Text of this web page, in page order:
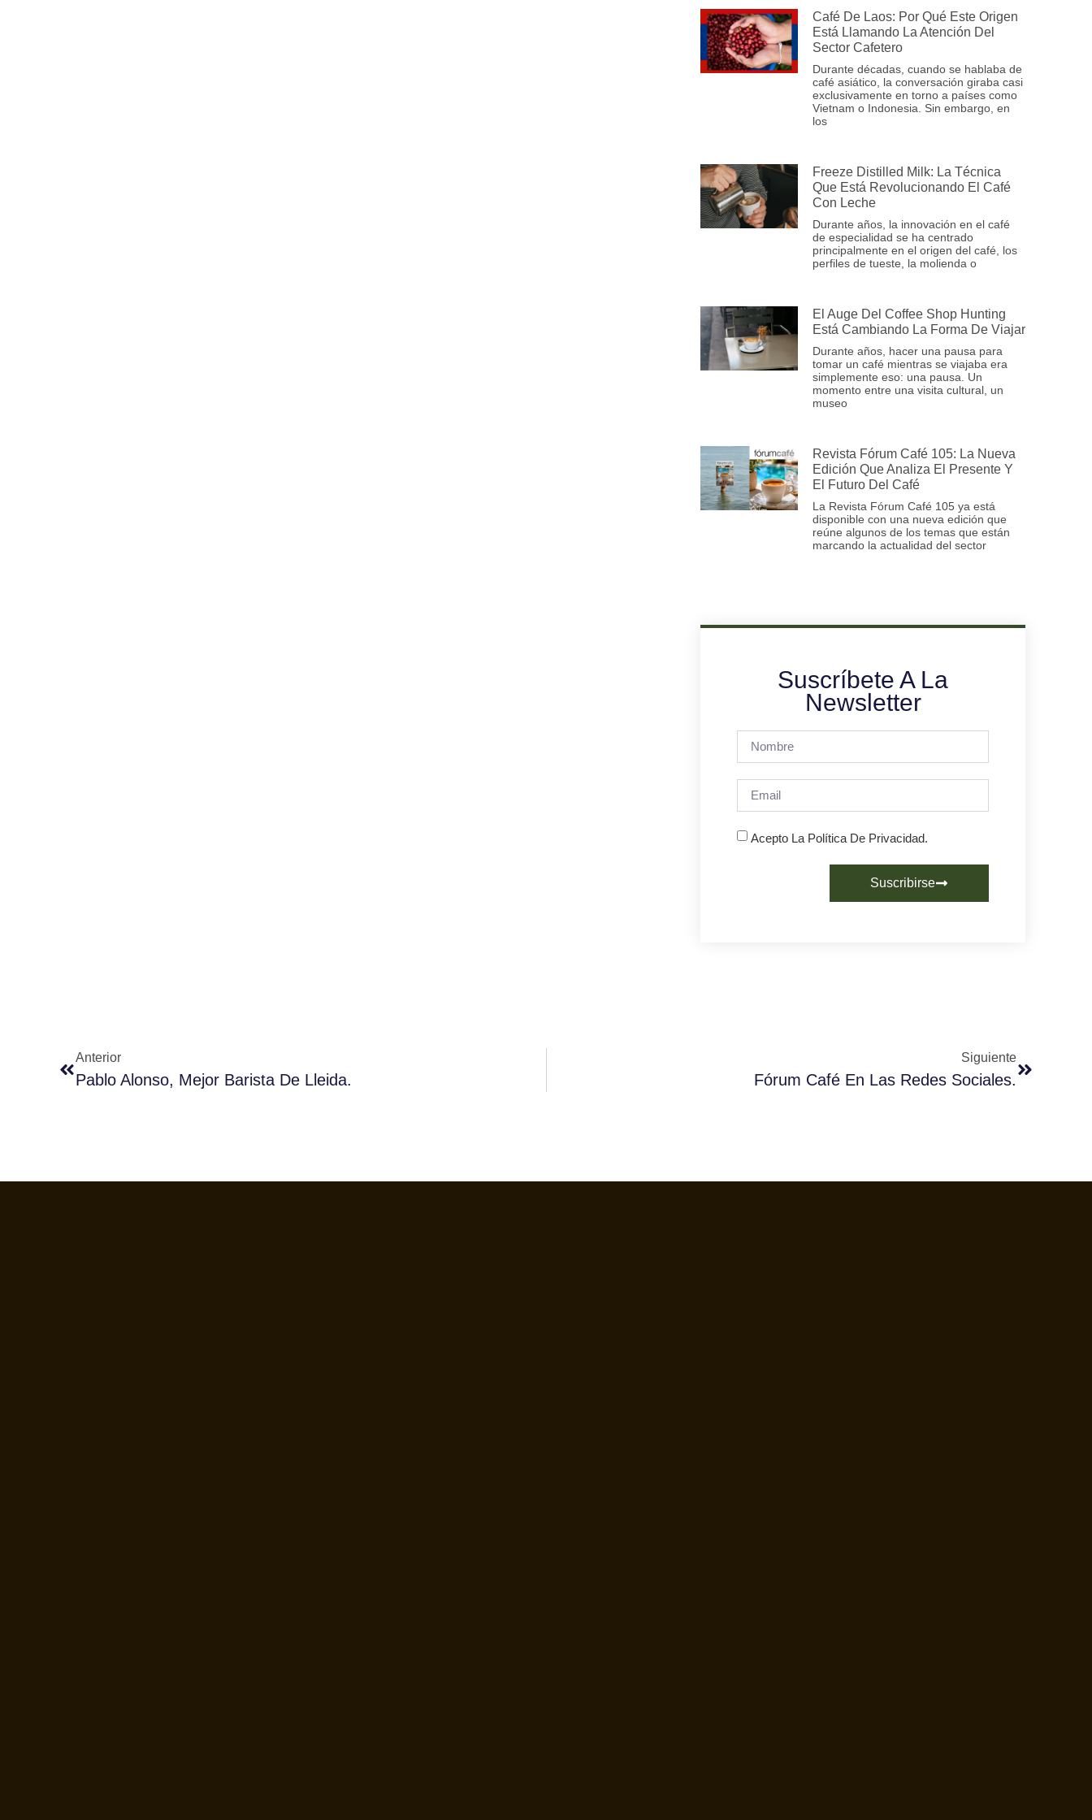
Café De Laos: Por Qué Este Origen
Está Llamando La Atención Del
Sector Cafetero
Durante décadas, cuando se hablaba de
café asiático, la conversación giraba casi
exclusivamente en torno a países como
Vietnam o Indonesia. Sin embargo, en
los
Freeze Distilled Milk: La Técnica
Que Está Revolucionando El Café
Con Leche
Durante años, la innovación en el café
de especialidad se ha centrado
principalmente en el origen del café, los
perfiles de tueste, la molienda o
El Auge Del Coffee Shop Hunting
Está Cambiando La Forma De Viajar
Durante años, hacer una pausa para
tomar un café mientras se viajaba era
simplemente eso: una pausa. Un
momento entre una visita cultural, un
museo
Revista Fórum Café 105: La Nueva
Edición Que Analiza El Presente Y
El Futuro Del Café
La Revista Fórum Café 105 ya está
disponible con una nueva edición que
reúne algunos de los temas que están
marcando la actualidad del sector
Suscríbete A La
Newsletter
Acepto La Política De Privacidad.
Suscribirse
Anterior
Pablo Alonso, Mejor Barista De Lleida.
Siguiente
Fórum Café En Las Redes Sociales.